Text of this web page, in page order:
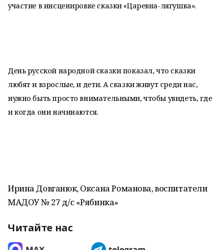
участие в инсценировке сказки «Царевна-лягушка».
День русской народной сказки показал, что сказки
любят и взрослые, и дети. А сказки живут среди нас,
нужно быть просто внимательными, чтобы увидеть, где
и когда они начинаются.
Ирина Довганюк, Оксана Романова, воспитатели
МАДОУ № 27 д/с «Рябинка»
Читайте нас